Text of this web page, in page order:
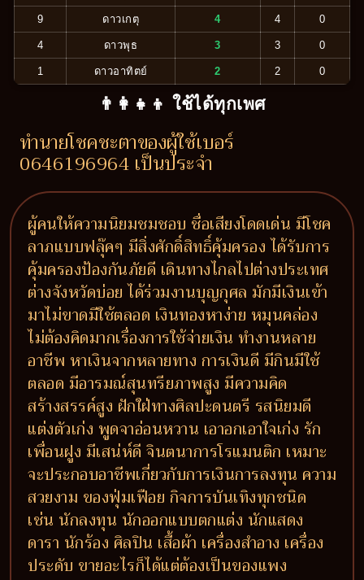
9 ดาวเกตุ 4 4 0
4 ดาวพุธ 3 3 0
1 ดาวอาทิตย์ 2 2 0
👨‍👩‍👧‍👦 ใช้ได้ทุกเพศ
ทำนายโชคชะตาของผู้ใช้เบอร์
0646196964 เป็นประจำ
ผู้คนให้ความนิยมชมชอบ ชื่อเสียงโดดเด่น มีโชค
ลาภแบบฟลุ๊คๆ มีสิ่งศักดิ์สิทธิ์คุ้มครอง ได้รับการ
คุ้มครองป้องกันภัยดี เดินทางไกลไปต่างประเทศ
ต่างจังหวัดบ่อย ได้ร่วมงานบุญกุศล มักมีเงินเข้า
มาไม่ขาดมีใช้ตลอด เงินทองหาง่าย หมุนคล่อง
ไม่ต้องคิดมากเรื่องการใช้จ่ายเงิน ทำงานหลาย
อาชีพ หาเงินจากหลายทาง การเงินดี มีกินมีใช้
ตลอด มีอารมณ์สุนทรียภาพสูง มีความคิด
สร้างสรรค์สูง ฝักใฝ่ทางศิลปะดนตรี รสนิยมดี
แต่งตัวเก่ง พูดจาอ่อนหวาน เอาอกเอาใจเก่ง รัก
เพื่อนฝูง มีเสน่ห์ดี จินตนาการโรแมนติก เหมาะ
จะประกอบอาชีพเกี่ยวกับการเงินการลงทุน ความ
สวยงาม ของฟุ่มเฟือย กิจการบันเทิงทุกชนิด
เช่น นักลงทุน นักออกแบบตกแต่ง นักแสดง
ดารา นักร้อง ศิลปิน เสื้อผ้า เครื่องสำอาง เครื่อง
ประดับ ขายอะไรก็ได้แต่ต้องเป็นของแพง